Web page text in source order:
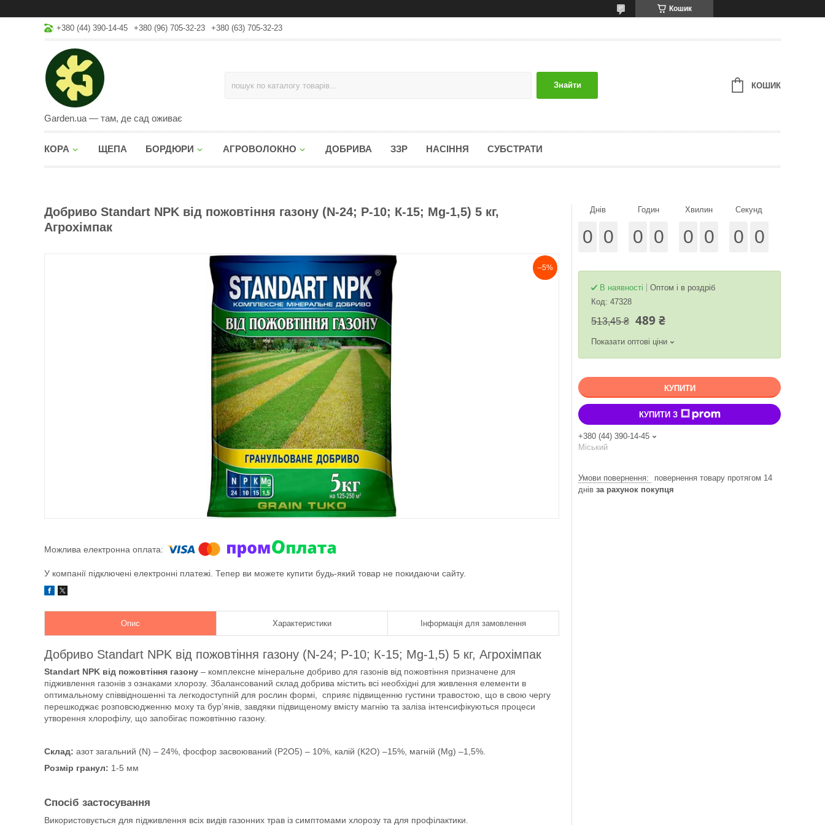
Кошик
+380 (44) 390-14-45 +380 (96) 705-32-23 +380 (63) 705-32-23
Garden.ua — там, де сад оживає
Знайти КОШИК
КОРА ЩЕПА БОРДЮРИ АГРОВОЛОКНО ДОБРИВА ЗЗР НАСІННЯ СУБСТРАТИ
Добриво Standart NPK від пожовтіння газону (N-24; Р-10; К-15; Mg-1,5) 5 кг,
Агрохімпак
–5%
У компанії підключені електронні платежі. Тепер ви можете купити будь-який товар не покидаючи сайту.
Опис Характеристики Інформація для замовлення
Добриво Standart NPK від пожовтіння газону (N-24; Р-10; К-15; Mg-1,5) 5 кг, Агрохімпак
Standart NPK від пожовтіння газону – комплексне мінеральне добриво для газонів від пожовтіння призначене для
підживлення газонів з ознаками хлорозу. Збалансований склад добрива містить всі необхідні для живлення елементи в
оптимальному співвідношенні та легкодоступній для рослин формі, сприяє підвищенню густини травостою, що в свою чергу
перешкоджає розповсюдженню моху та бур’янів, завдяки підвищеному вмісту магнію та заліза інтенсифікуються процеси
утворення хлорофілу, що запобігає пожовтінню газону.
Cклад: азот загальний (N) – 24%, фосфор засвоюваний (Р2О5) – 10%, калій (К2О) –15%, магній (Mg) –1,5%.
Розмір гранул: 1-5 мм
Спосіб застосування
Використовується для підживлення всіх видів газонних трав із симптомами хлорозу та для профілактики.
Днів
0 0
Годин
0 0
Хвилин
0 0
Секунд
0 0
В наявності
Оптом і в роздріб
Код: 47328
513,45 ₴ 489 ₴
Показати оптові ціни
КУПИТИ
КУПИТИ З
+380 (44) 390-14-45
Міський
повернення товару протягом 14
днів за рахунок покупця